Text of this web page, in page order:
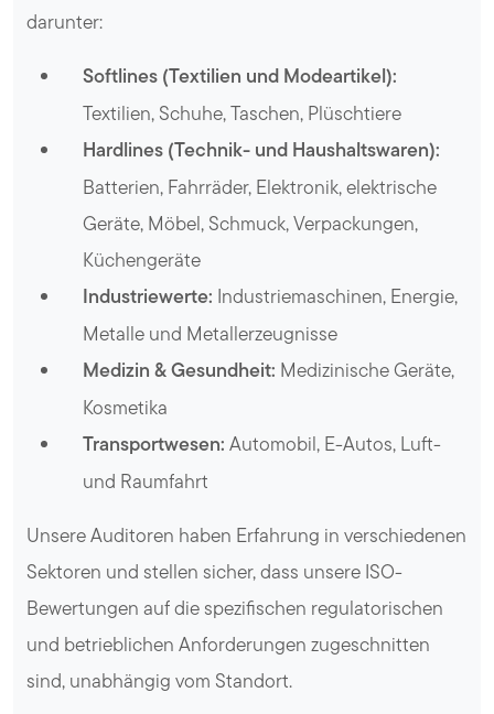
darunter:
Softlines (Textilien und Modeartikel):
Textilien, Schuhe, Taschen, Plüschtiere
Hardlines (Technik- und Haushaltswaren):
Batterien, Fahrräder, Elektronik, elektrische
Geräte, Möbel, Schmuck, Verpackungen,
Küchengeräte
Industriewerte: Industriemaschinen, Energie,
Metalle und Metallerzeugnisse
Medizin & Gesundheit: Medizinische Geräte,
Kosmetika
Transportwesen: Automobil, E-Autos, Luft-
und Raumfahrt
Unsere Auditoren haben Erfahrung in verschiedenen
Sektoren und stellen sicher, dass unsere ISO-
Bewertungen auf die spezifischen regulatorischen
und betrieblichen Anforderungen zugeschnitten
sind, unabhängig vom Standort.